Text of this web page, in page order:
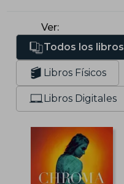
Ver:
Todos los libros
Libros Físicos
Libros Digitales